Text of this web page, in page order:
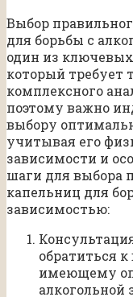
Выбор
для борьбы с
один из
который требует
комплексного
поэтому важно
выбору
учитывая его
зависимости и
шаги для выбора
капельниц для
зависимостью:
обратиться
имеющему
алкогольной